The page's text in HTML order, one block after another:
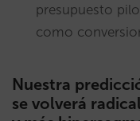
presupuesto
como
Nuestra
se volverá